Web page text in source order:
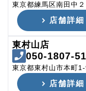
東京都練馬区南田中
店舗詳細
東村山店
050-1807-
東京都東村山市本町
店舗詳細